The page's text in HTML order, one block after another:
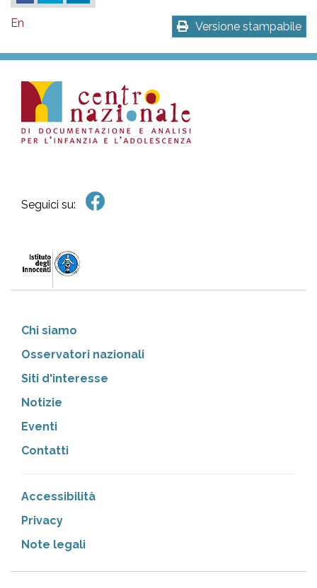
Versione stampabile
En
Seguici su:
Chi siamo
Osservatori nazionali
Siti d'interesse
Notizie
Eventi
Contatti
Accessibilità
Privacy
Note legali